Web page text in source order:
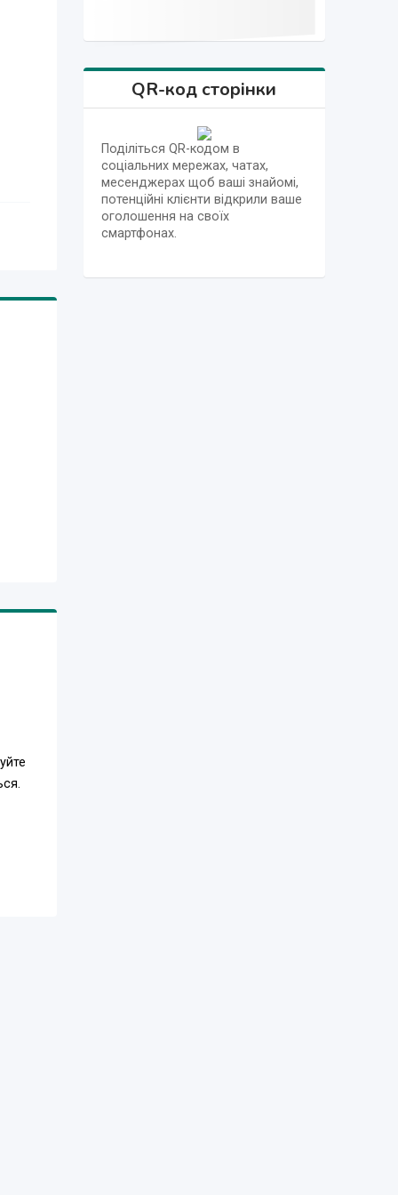
QR-код сторінки
Поділіться QR-кодом в
соціальних мережах, чатах,
месенджерах щоб ваші знайомі,
потенційні клієнти відкрили ваше
оголошення на своїх
смартфонах.